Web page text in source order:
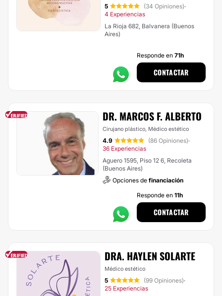
5 (34 Opiniones)·
4 Experiencias
La Rioja 682, Balvanera (Buenos
Aires)
Responde en 71h
CONTACTAR
DR. MARCOS F. ALBERTO
Cirujano plástico, Médico estético
4.9 (86 Opiniones)·
36 Experiencias
Aguero 1595, Piso 12 6, Recoleta
(Buenos Aires)
Opciones de financiación
Responde en 11h
CONTACTAR
DRA. HAYLEN SOLARTE
Médico estético
5 (99 Opiniones)·
25 Experiencias